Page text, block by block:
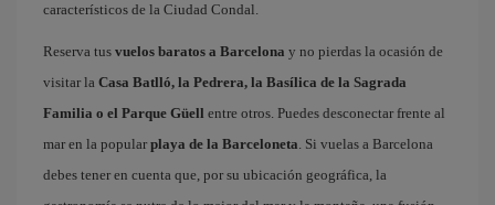
característicos de la Ciudad Condal.
Reserva tus vuelos baratos a Barcelona y no pierdas la ocasión de
visitar la Casa Batlló, la Pedrera, la Basílica de la Sagrada
Familia o el Parque Güell entre otros. Puedes desconectar frente al
mar en la popular playa de la Barceloneta. Si vuelas a Barcelona
debes tener en cuenta que, por su ubicación geográfica, la